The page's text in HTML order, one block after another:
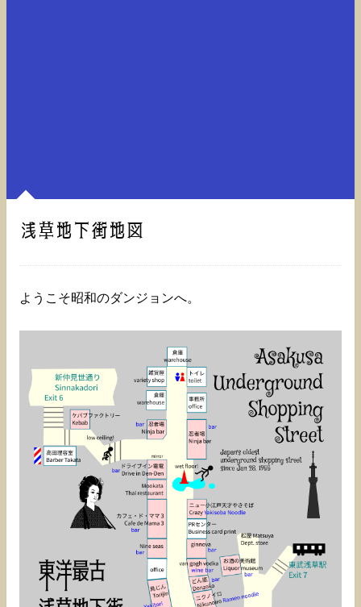
浅草地下街地図
ようこそ昭和のダンジョンへ。